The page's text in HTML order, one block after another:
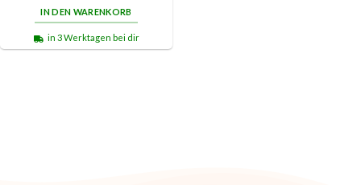
IN DEN WARENKORB
in 3 Werktagen bei dir